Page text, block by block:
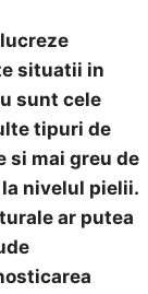
situatii in
sunt cele
tipuri de
si mai greu de
nivelul pielii.
ar putea